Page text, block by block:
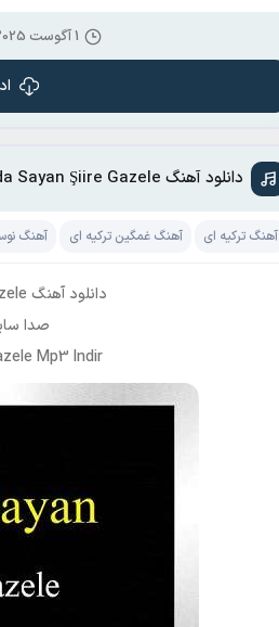
1 آگوست 2025
دانلود آهنگ Seda Sayan Şiire Gazele
آهنگ ترکیه ای آهنگ غمگین ترکیه ای آهنگ
دانلود آهنگ Seda Sayan Şiire Gazele
صدا
Mp3 Indir